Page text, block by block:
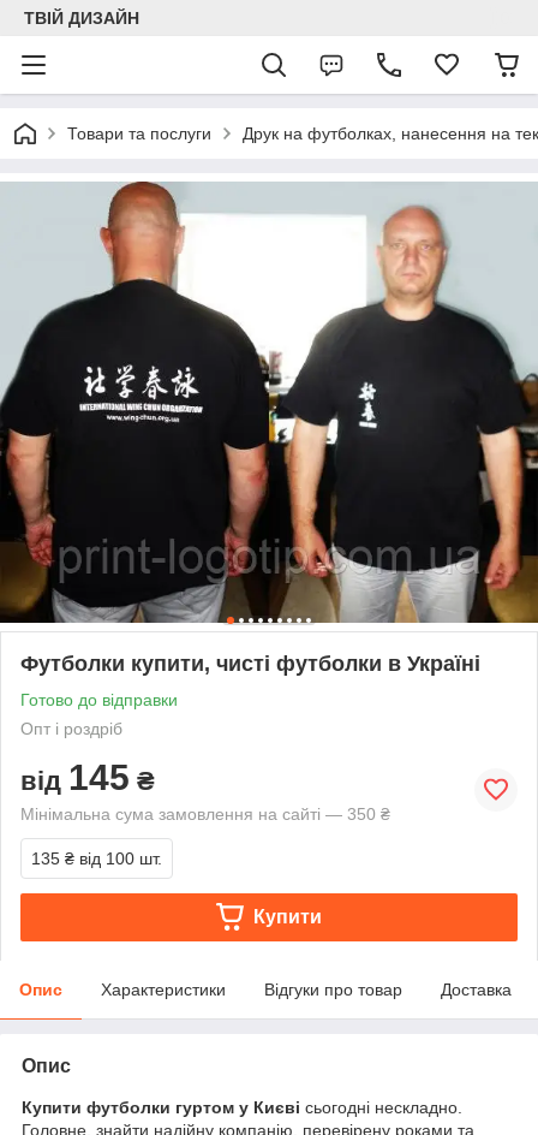
ТВІЙ ДИЗАЙН
Товари та послуги Друк на футболках, нанесення на
Футболки купити, чисті футболки в Україні
Готово до відправки
Опт і роздріб
від 145 ₴
Мінімальна сума замовлення на сайті — 350 ₴
135 ₴ від 100 шт.
Купити
Опис Характеристики Відгуки про товар Доставка
Опис
Купити футболки гуртом у Києві сьогодні нескладно.
Головне, знайти надійну компанію, перевірену роками та